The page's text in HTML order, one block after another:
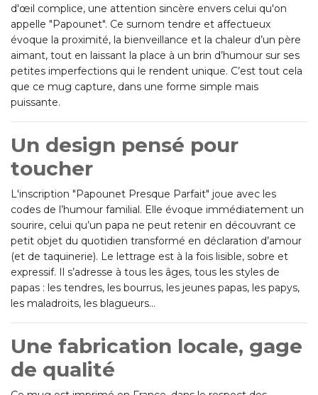
d'œil complice, une attention sincère envers celui qu'on
appelle "Papounet". Ce surnom tendre et affectueux
évoque la proximité, la bienveillance et la chaleur d’un père
aimant, tout en laissant la place à un brin d’humour sur ses
petites imperfections qui le rendent unique. C’est tout cela
que ce mug capture, dans une forme simple mais
puissante.
Un design pensé pour
toucher
L'inscription "Papounet Presque Parfait" joue avec les
codes de l’humour familial. Elle évoque immédiatement un
sourire, celui qu’un papa ne peut retenir en découvrant ce
petit objet du quotidien transformé en déclaration d’amour
(et de taquinerie). Le lettrage est à la fois lisible, sobre et
expressif. Il s’adresse à tous les âges, tous les styles de
papas : les tendres, les bourrus, les jeunes papas, les papys,
les maladroits, les blagueurs…
Une fabrication locale, gage
de qualité